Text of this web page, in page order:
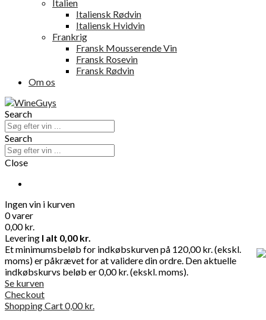
Italien
Italiensk Rødvin
Italiensk Hvidvin
Frankrig
Fransk Mousserende Vin
Fransk Rosevin
Fransk Rødvin
Om os
Search
Search
Close
Ingen vin i kurven
0 varer
0,00 kr.
Levering I alt 0,00 kr.
Et minimumsbeløb for indkøbskurven på 120,00 kr. (ekskl.
moms) er påkrævet for at validere din ordre. Den aktuelle
indkøbskurvs beløb er 0,00 kr. (ekskl. moms).
Se kurven
Checkout
Shopping Cart0,00 kr.